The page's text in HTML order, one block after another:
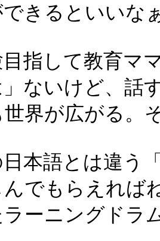
きるといいな
指して教育マ
」ないけど、話
世界が広がる。
本語とは違う
んでもらえれば
ラーニングドラ